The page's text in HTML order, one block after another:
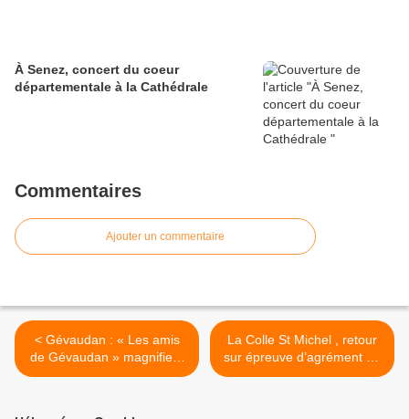
À Senez, concert du coeur
départementale à la Cathédrale
Commentaires
Ajouter un commentaire
< Gévaudan : « Les amis
de Gévaudan » magnifient
la chapelle
La Colle St Michel , retour
sur épreuve d’agrément de
chien de recherche de